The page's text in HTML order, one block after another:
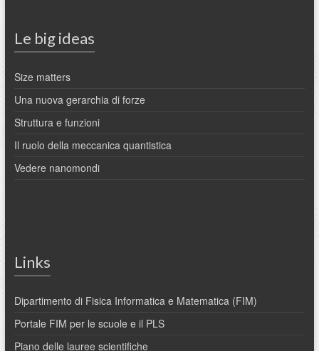
Le big ideas
Size matters
Una nuova gerarchia di forze
Struttura e funzioni
Il ruolo della meccanica quantistica
Vedere nanomondi
Links
Dipartimento di Fisica Informatica e Matematica (FIM)
Portale FIM per le scuole e il PLS
Piano delle lauree scientifiche